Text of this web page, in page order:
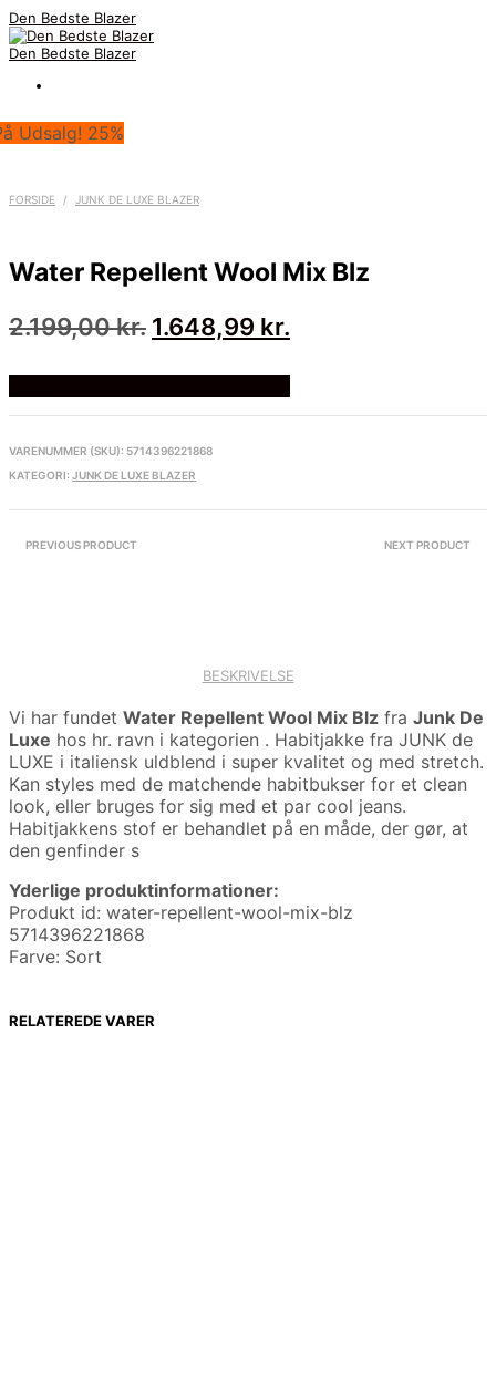
Den Bedste Blazer
Den Bedste Blazer
Udsalg! 25%
FORSIDE / JUNK DE LUXE BLAZER
Water Repellent Wool Mix Blz
2.199,00kr. Den
pris
var:
2.199,00 kr..
1.648,99 kr.
pris
er:
VARENUMMER (SKU): 5714396221868
KATEGORI: JUNK DE LUXE BLAZER
PREVIOUS PRODUCT NEXT PRODUCT
BESKRIVELSE
Vi har fundet Water Repellent Wool Mix Blz fra Junk De
Luxe hos hr. ravn i kategorien . Habitjakke fra JUNK de
LUXE i italiensk uldblend i super kvalitet og med stretch.
Kan styles med de matchende habitbukser for et clean
look, eller bruges for sig med et par cool jeans.
Habitjakkens stof er behandlet på en måde, der gør, at
den genfinder s
Yderlige produktinformationer:
Produkt id: water-repellent-wool-mix-blz
5714396221868
Farve: Sort
RELATEREDE VARER